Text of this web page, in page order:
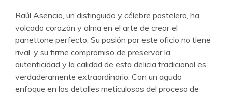
Raúl Asencio, un distinguido y célebre pastelero, ha
volcado corazón y alma en el arte de crear el
panettone perfecto. Su pasión por este oficio no tiene
rival, y su firme compromiso de preservar la
autenticidad y la calidad de esta delicia tradicional es
verdaderamente extraordinario. Con un agudo
enfoque en los detalles meticulosos del proceso de